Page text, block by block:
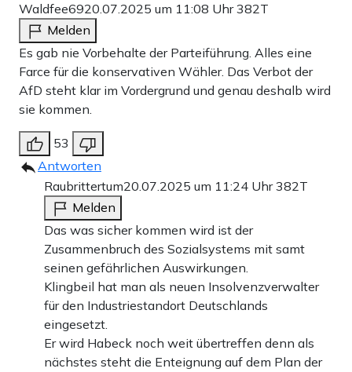
Waldfee6920.07.2025 um 11:08 Uhr382T
Melden
Es gab nie Vorbehalte der Parteiführung. Alles eine
Farce für die konservativen Wähler. Das Verbot der
AfD steht klar im Vordergrund und genau deshalb wird
sie kommen.
53
Antworten
Raubrittertum20.07.2025 um 11:24 Uhr382T
Melden
Das was sicher kommen wird ist der
Zusammenbruch des Sozialsystems mit samt
seinen gefährlichen Auswirkungen.
Klingbeil hat man als neuen Insolvenzverwalter
für den Industriestandort Deutschlands
eingesetzt.
Er wird Habeck noch weit übertreffen denn als
nächstes steht die Enteignung auf dem Plan der